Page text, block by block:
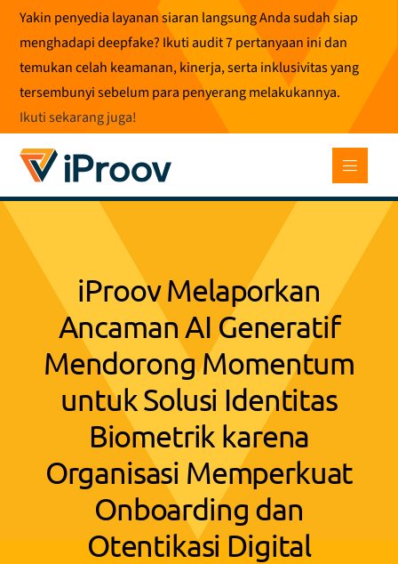
Loncat
konten
Yakin penyedia layanan siaran langsung Anda sudah siap
menghadapi deepfake? Ikuti audit 7 pertanyaan ini dan
temukan celah keamanan, kinerja, serta inklusivitas yang
tersembunyi sebelum para penyerang melakukannya.
Ikuti sekarang juga!
iProov Melaporkan
Ancaman AI Generatif
Mendorong Momentum
untuk Solusi Identitas
Biometrik karena
Organisasi Memperkuat
Onboarding dan
Otentikasi Digital